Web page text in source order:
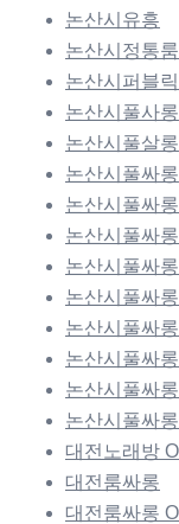
논산시유흥
논산시정통
논산시퍼블
논산시풀사롱
논산시풀살롱
논산시풀싸롱
논산시풀싸
논산시풀싸
논산시풀싸
논산시풀싸
논산시풀싸롱
논산시풀싸
논산시풀싸
논산시풀싸롱
대전노래방
대전룸싸롱
대전룸싸롱